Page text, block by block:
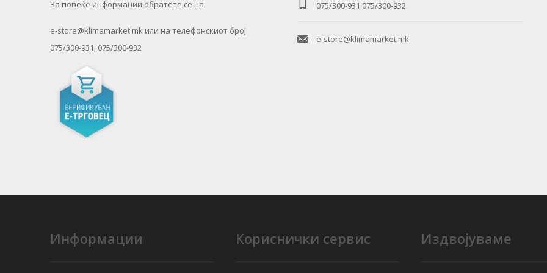
За повеќе информации обратете се на:
e-store@klimamarket.mk или на телефонскиот број
075/300-931; 075/300-932
075/300-931 075/300-932
e-store@klimamarket.mk
Информации Кориснички сервис Издвојуваме